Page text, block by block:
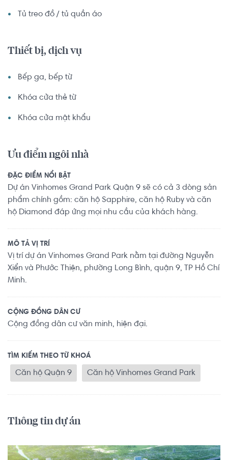
Tủ treo đồ / tủ quần áo
Thiết bị, dịch vụ
Bếp ga, bếp từ
Khóa cửa thẻ từ
Khóa cửa mật khẩu
Ưu điểm ngôi nhà
ĐẶC ĐIỂM NỔI BẬT
Dự án Vinhomes Grand Park Quận 9 sẽ có cả 3 dòng sản
phẩm chính gồm: căn hộ Sapphire, căn hộ Ruby và căn
hộ Diamond đáp ứng mọi nhu cầu của khách hàng.
MÔ TẢ VỊ TRÍ
Vị trí dự án Vinhomes Grand Park nằm tại đường Nguyễn
Xiển và Phước Thiện, phường Long Bình, quận 9, TP Hồ Chí
Minh.
CỘNG ĐỒNG DÂN CƯ
Cộng đồng dân cư văn minh, hiện đại.
TÌM KIẾM THEO TỪ KHOÁ
Căn hộ Quận 9 Căn hộ Vinhomes Grand Park
Thông tin dự án